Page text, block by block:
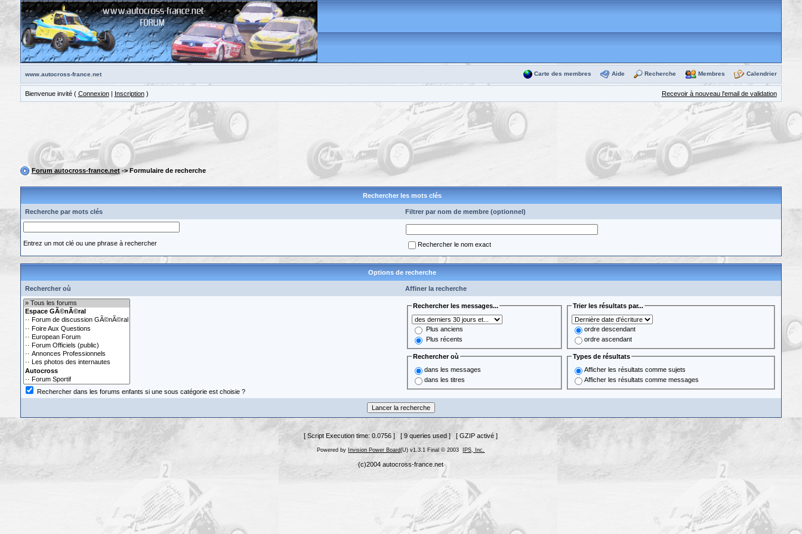
www.autocross-france.net Carte des membres Aide Recherche Membres Calendrier
Bienvenue invité ( Connexion| Inscription) Recevoir à nouveau l'email de validation
Forum autocross-france.net-> Formulaire de recherche
Rechercher les mots clés
Recherche par mots clés Filtrer par nom de membre (optionnel)
Entrez un mot clé ou une phrase à rechercher Rechercher le nom exact
Options de recherche
Rechercher où Affiner la recherche
Rechercher dans les forums enfants si une sous catégorie est choisie ?
Rechercher les messages...
Plus anciens
Plus récents
Trier les résultats par...
ordre descendant
ordre ascendant
Rechercher où
dans les messages
dans les titres
Types de résultats
Afficher les résultats comme sujets
Afficher les résultats comme messages
[ Script Execution time: 0.0756 ] [ 9 queries used ] [ GZIP activé ]
Powered by Invision Power Board(U) v1.3.1 Final © 2003 IPS, Inc.
(c)2004 autocross-france.net